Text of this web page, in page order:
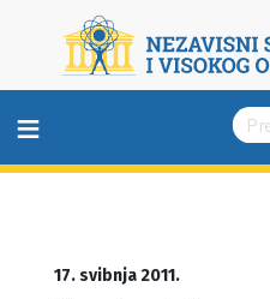
≡
17. svibnja 2011.